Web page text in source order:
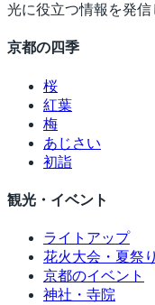
光に役立つ情報を発信
京都の四季
桜
紅葉
梅
あじさい
初詣
観光・イベント
ライトアップ
花火大会・夏祭り
京都のイベント
神社・寺院